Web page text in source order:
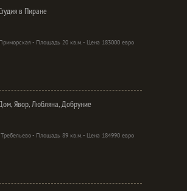
в Пиране
- Площадь 20 кв.м. - Цена 183000 евро
Явор, Любляна, Добруние
- Площадь 89 кв.м. - Цена 184990 евро